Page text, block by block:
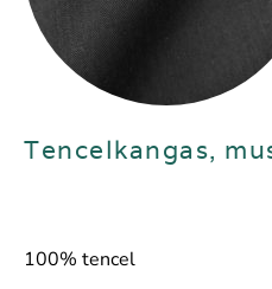
Tencelkangas,
100% tencel